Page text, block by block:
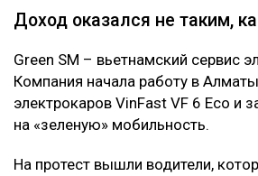
Доход оказался не таким,
Green SM – вьетнамский сервис
Компания начала работу в
электрокаров VinFast VF 6 Eco и
на «зеленую» мобильность.
На протест вышли водители,